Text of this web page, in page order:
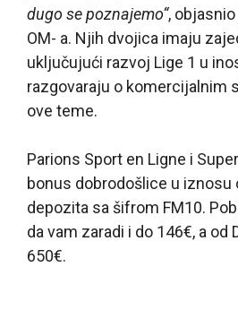
dugo se poznajemo“,
OM- a. Njih dvojica imaju
uključujući razvoj Lige 1 u
razgovaraju o komercijalnim
ove teme.
Parions Sport en Ligne i
bonus dobrodošlice u iznosu
depozita sa šifrom FM10.
da vam zaradi i do 146€, a od
650€.